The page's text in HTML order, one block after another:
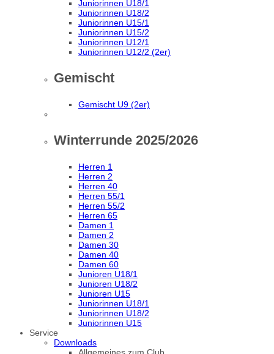
Juniorinnen U18/1
Juniorinnen U18/2
Juniorinnen U15/1
Juniorinnen U15/2
Juniorinnen U12/1
Juniorinnen U12/2 (2er)
Gemischt
Gemischt U9 (2er)
Winterrunde 2025/2026
Herren 1
Herren 2
Herren 40
Herren 55/1
Herren 55/2
Herren 65
Damen 1
Damen 2
Damen 30
Damen 40
Damen 60
Junioren U18/1
Junioren U18/2
Junioren U15
Juniorinnen U18/1
Juniorinnen U18/2
Juniorinnen U15
Service
Downloads